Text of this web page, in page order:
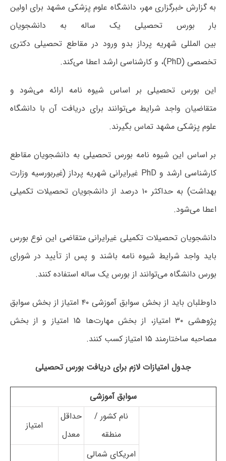
به گزارش خبرگزاری مهر، دانشگاه علوم پزشکی مشهد برای اولین
بار بورس تحصیلی یک ساله به دانشجویان
بین المللی شهریه پرداز بدو ورود در مقاطع تحصیلی دکتری
تخصصی (PhD)، و کارشناسی ارشد اعطا می‌کند.
این بورس تحصیلی بر اساس شیوه نامه ارائه می‌شود و
متقاضیان واجد شرایط می‌توانند برای دریافت آن با دانشگاه
علوم پزشکی مشهد تماس بگیرند.
بر اساس این شیوه نامه بورس تحصیلی به دانشجویان مقاطع
کارشناسی ارشد و PhD غیرایرانی شهریه پرداز (غیربورسیه وزارت
بهداشت) به حداکثر ۱۰ درصد از دانشجویان تحصیلات تکمیلی
اعطا می‌شود.
دانشجویان تحصیلات تکمیلی غیرایرانی متقاضی این نوع بورس
باید واجد شرایط شیوه نامه باشند و پس از تأیید در شورای
بورس دانشگاه می‌توانند از بورس یک ساله استفاده کنند.
داوطلبان باید از بخش سوابق آموزشی ۴۰ امتیاز از بخش سوابق
پژوهشی ۳۰ امتیاز، از بخش مهارت‌ها ۱۵ امتیاز و از بخش
مصاحبه ساختارمند ۱۵ امتیاز کسب کنند.
جدول امتیازات لازم برای دریافت بورس تحصیلی
سوابق آموزشی
نام کشور /
منطقه
حداقل
معدل
امتیاز
امریکای شمالی